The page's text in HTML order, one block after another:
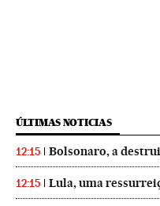
ÚLTIMAS NOTICIAS
12:15 Bolsonaro, a
12:15 Lula, uma